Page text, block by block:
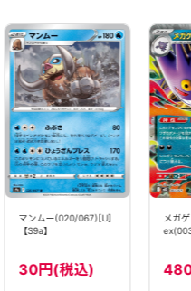
マンムー(020/067)[U]
【S9a】
30円(税込)
メガ